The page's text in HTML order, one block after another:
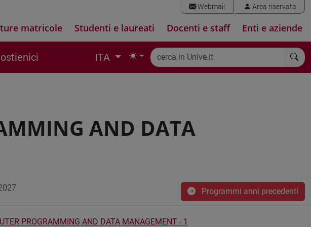
Webmail Area riservata
matricole Studenti e laureati Docenti e staff Enti e aziende
ITA
AND DATA
Programmi anni precedenti
PROGRAMMING AND DATA MANAGEMENT - 1